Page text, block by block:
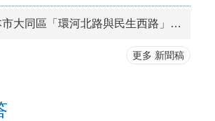
同區「環河北路與民生西路」路口號誌於115年6月13日起試辦假日行人專用時相
更多 新聞稿